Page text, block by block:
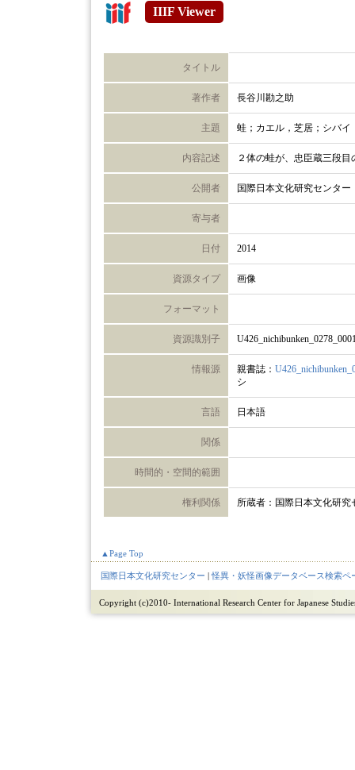
IIIF Viewer
タイトル
著作者 長谷川勘之助
主題 蛙；カエル，芝居；シバイ
内容記述 ２体の蛙が、忠臣蔵三段
公開者 国際日本文化研究センター
寄与者
日付 2014
資源タイプ 画像
フォーマット
資源識別子
情報源 親書誌：
シ
言語 日本語
関係
時間的・空間的範囲
権利関係 所蔵者：国際日本文化研究
▲Page Top
国際日本文化研究センター |怪異・妖怪画像データベース検索ペ
Copyright (c)2010- International Research Center for Japanese